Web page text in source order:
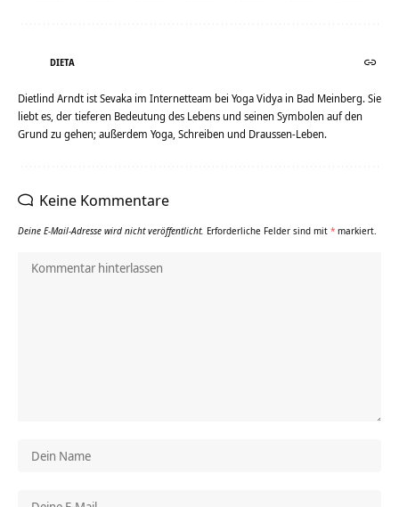
DIETA
Dietlind Arndt ist Sevaka im Internetteam bei Yoga Vidya in Bad Meinberg. Sie
liebt es, der tieferen Bedeutung des Lebens und seinen Symbolen auf den
Grund zu gehen; außerdem Yoga, Schreiben und Draussen-Leben.
Keine Kommentare
Deine E-Mail-Adresse wird nicht veröffentlicht. Erforderliche Felder sind mit * markiert.